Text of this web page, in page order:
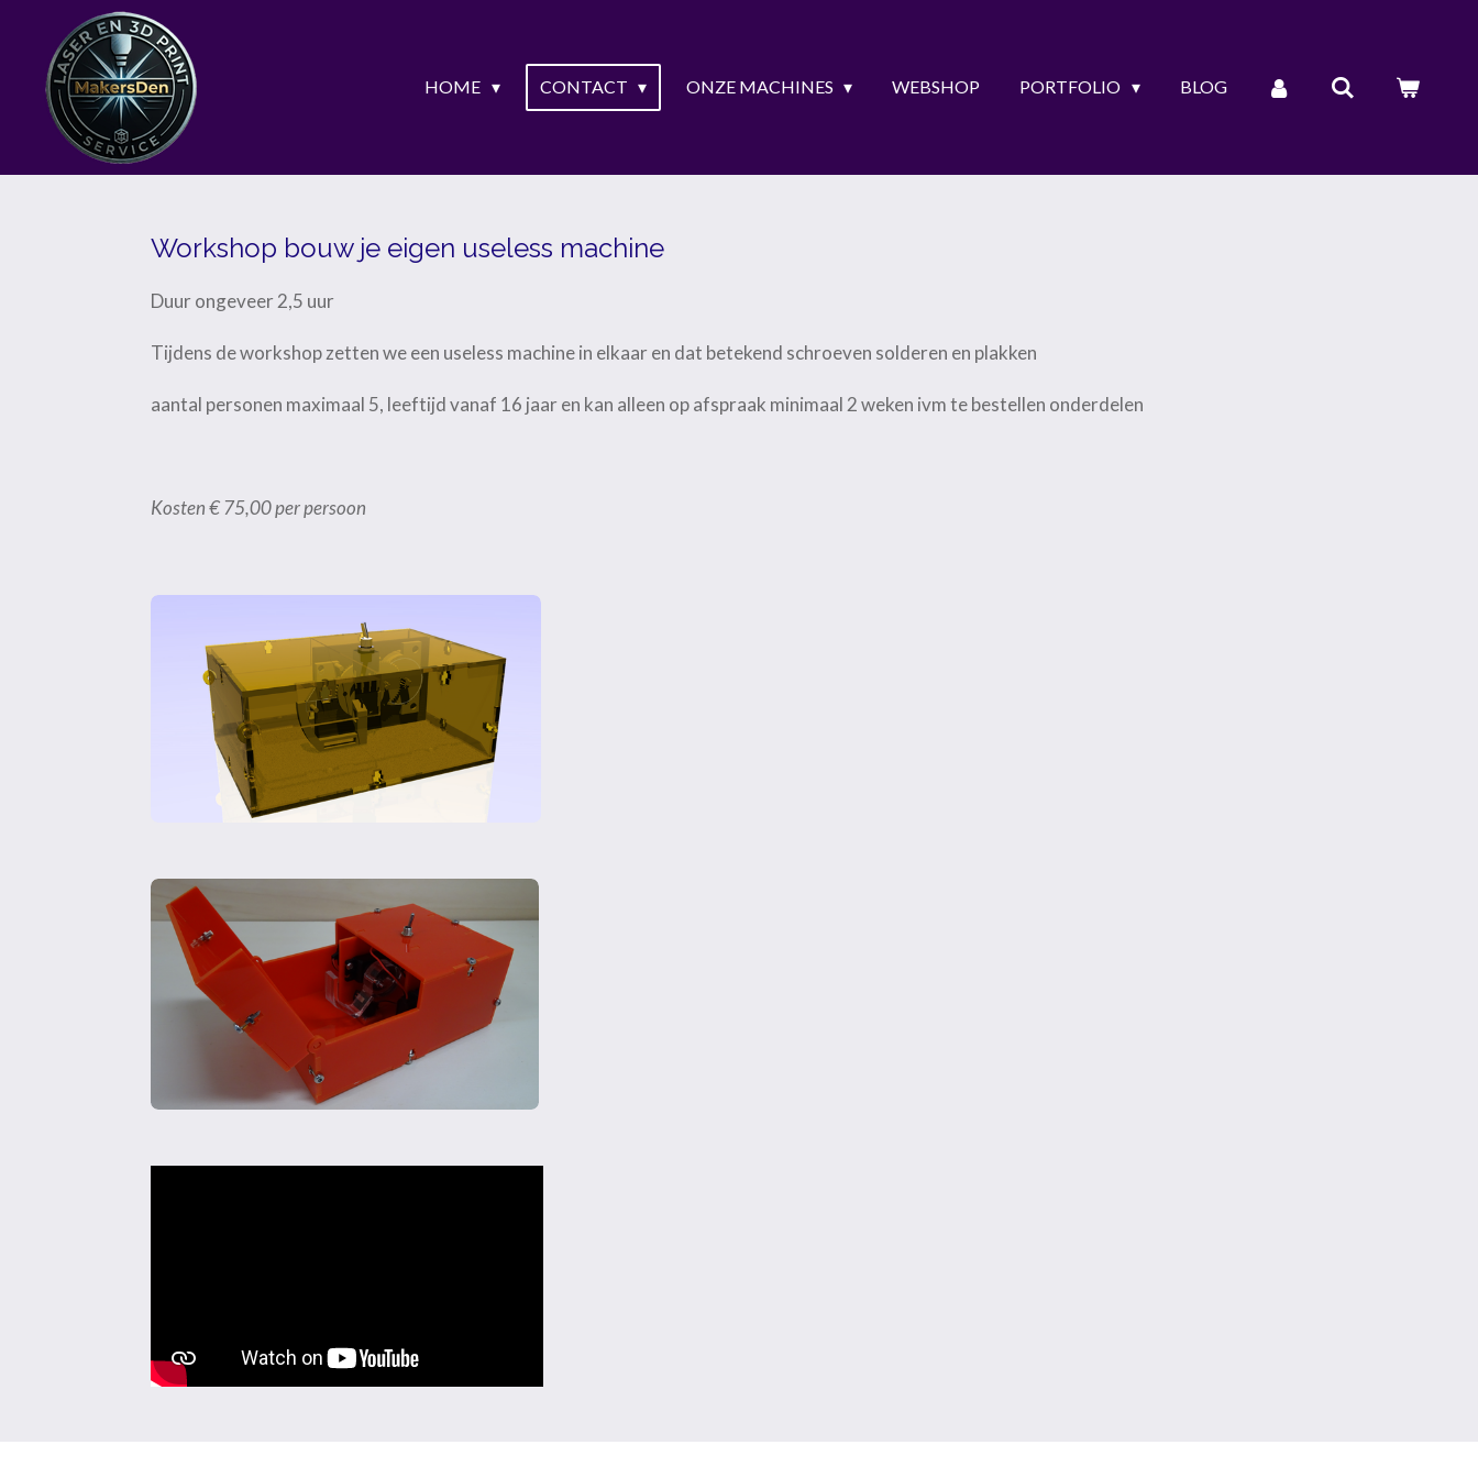
direct
naar
hoofdinhoud
HOME CONTACT ONZE MACHINES WEBSHOP PORTFOLIO BLOG
Workshop bouw je eigen useless machine
Duur ongeveer 2,5 uur
Tijdens de workshop zetten we een useless machine in elkaar en dat betekend schroeven solderen en plakken
aantal personen maximaal 5, leeftijd vanaf 16 jaar en kan alleen op afspraak minimaal 2 weken ivm te bestellen onderdelen
Kosten€ 75,00 per persoon